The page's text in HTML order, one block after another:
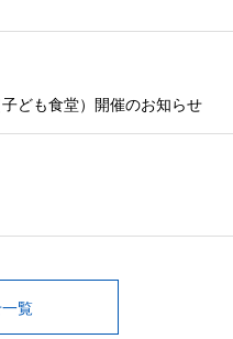
ども食堂）開催のお知らせ
覧